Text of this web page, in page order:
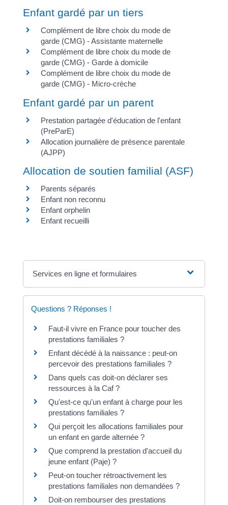
Enfant gardé par un tiers
Complément de libre choix du mode de
garde (CMG) - Assistante maternelle
Complément de libre choix du mode de
garde (CMG) - Garde à domicile
Complément de libre choix du mode de
garde (CMG) - Micro-crèche
Enfant gardé par un parent
Prestation partagée d'éducation de l'enfant
(PreParE)
Allocation journalière de présence parentale
(AJPP)
Allocation de soutien familial (ASF)
Parents séparés
Enfant non reconnu
Enfant orphelin
Enfant recueilli
Services en ligne et formulaires
Questions ? Réponses !
Faut-il vivre en France pour toucher des
prestations familiales ?
Enfant décédé à la naissance : peut-on
percevoir des prestations familiales ?
Dans quels cas doit-on déclarer ses
ressources à la Caf ?
Qu'est-ce qu'un enfant à charge pour les
prestations familiales ?
Qui perçoit les allocations familiales pour
un enfant en garde alternée ?
Que comprend la prestation d'accueil du
jeune enfant (Paje) ?
Peut-on toucher rétroactivement les
prestations familiales non demandées ?
Doit-on rembourser des prestations